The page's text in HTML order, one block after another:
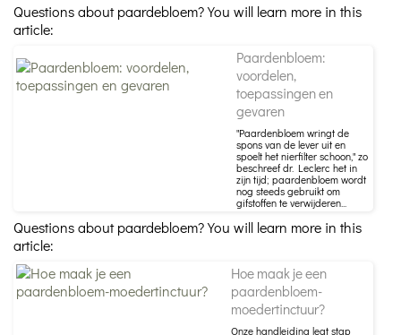
Questions about paardebloem? You will learn more in this
article:
Paardenbloem:
voordelen,
toepassingen en
gevaren
"Paardenbloem wringt de
spons van de lever uit en
spoelt het nierfilter schoon," zo
beschreef dr. Leclerc het in
zijn tijd; paardenbloem wordt
nog steeds gebruikt om
gifstoffen te verwijderen...
Questions about paardebloem? You will learn more in this
article:
Hoe maak je een
paardenbloem-
moedertinctuur?
Onze handleiding legt stap